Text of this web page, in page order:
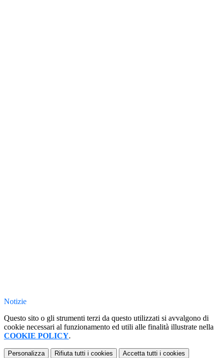
Notizie
Questo sito o gli strumenti terzi da questo utilizzati si avvalgono di
cookie necessari al funzionamento ed utili alle finalità illustrate nella
COOKIE POLICY.
Personalizza Rifiuta tutti i cookies Accetta tutti i cookies